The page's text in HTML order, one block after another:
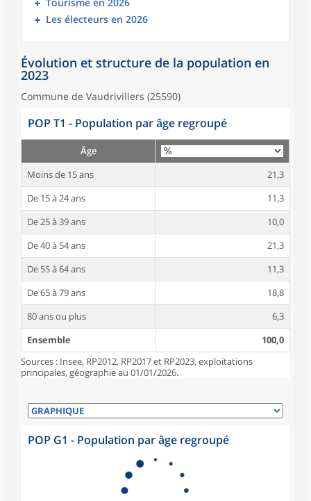
Les électeurs en 2026
Évolution et structure de la population en
2023
Commune de Vaudrivillers (25590)
POP T1 - Population par âge regroupé
Âge
Moins de 15 ans
21,3
De 15 à 24 ans
11,3
De 25 à 39 ans
10,0
De 40 à 54 ans
21,3
De 55 à 64 ans
11,3
De 65 à 79 ans
18,8
80 ans ou plus
6,3
Ensemble
100,0
Sources : Insee, RP2012, RP2017 et RP2023, exploitations
principales, géographie au 01/01/2026.
POP G1 - Population par âge regroupé